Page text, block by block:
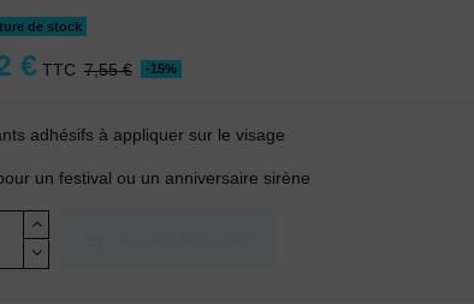
de stock
€ TTC 7,55 € -15%
adhésifs à appliquer sur le visage
un festival ou un anniversaire sirène